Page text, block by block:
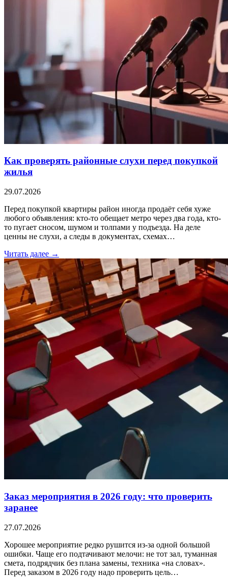
Как проверять районные слухи перед покупкой
жилья
29.07.2026
Перед покупкой квартиры район иногда продаёт себя хуже
любого объявления: кто-то обещает метро через два года, кто-
то пугает сносом, шумом и толпами у подъезда. На деле
ценны не слухи, а следы в документах, схемах…
Читать далее →
Заказ мероприятия в 2026 году: что проверить
заранее
27.07.2026
Хорошее мероприятие редко рушится из-за одной большой
ошибки. Чаще его подтачивают мелочи: не тот зал, туманная
смета, подрядчик без плана замены, техника «на словах».
Перед заказом в 2026 году надо проверить цель…